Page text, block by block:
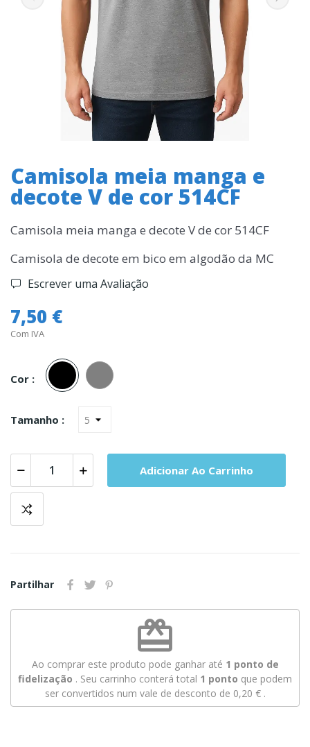
Camisola meia manga e
decote V de cor 514CF
Camisola meia manga e decote V de cor 514CF
Camisola de decote em bico em algodão da MC
Escrever uma Avaliação
7,50 €
Com IVA
Cor :
Preto
Tamanho :
Adicionar Ao Carrinho
Partilhar
redeem
Ao comprar este produto pode ganhar até 1 ponto de
fidelização . Seu carrinho conterá total 1 ponto que podem
ser convertidos num vale de desconto de 0,20 €.